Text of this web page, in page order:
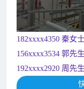
135xxxx6654 张先
181xxxx7531 苟先
182xxxx4350 秦女
156xxxx3534 郭先
192xxxx2920 周先
189xxxx6562 王先